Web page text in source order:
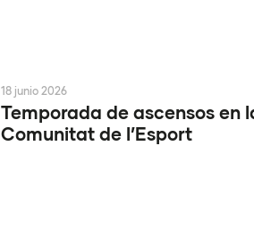
Temporada de ascensos en
Comunitat de l’Esport
18 junio 2026